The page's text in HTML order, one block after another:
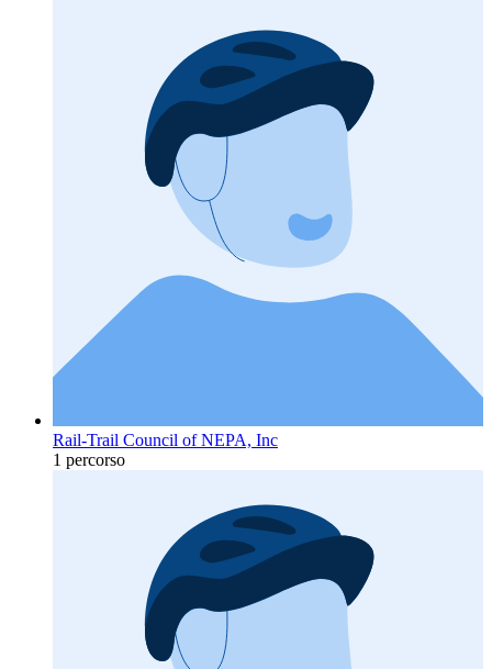
Rail-Trail Council of NEPA, Inc
1 percorso